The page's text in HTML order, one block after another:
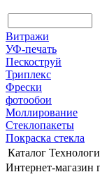
Витражи
УФ-печать
Пескоструй
Триплекс
Фрески
фотообои
Моллирование
Стеклопакеты
Покраска стекла
Каталог
Интернет-магазин